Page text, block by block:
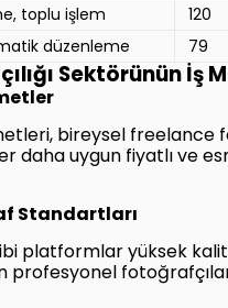
toplu işlem
120
düzenleme 79
Sektörünün İş
bireysel
daha uygun fiyatlı ve
Standartları
platformlar yüksek